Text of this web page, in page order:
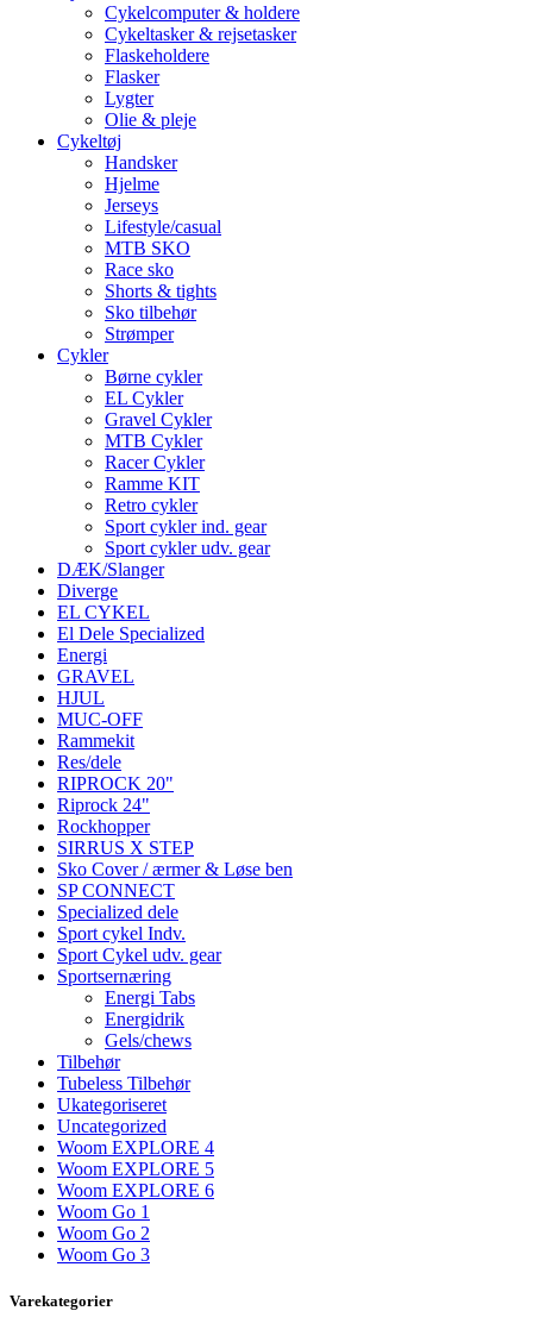
Cykelcomputer & holdere
Cykeltasker & rejsetasker
Flaskeholdere
Flasker
Lygter
Olie & pleje
Cykeltøj
Handsker
Hjelme
Jerseys
Lifestyle/casual
MTB SKO
Race sko
Shorts & tights
Sko tilbehør
Strømper
Cykler
Børne cykler
EL Cykler
Gravel Cykler
MTB Cykler
Racer Cykler
Ramme KIT
Retro cykler
Sport cykler ind. gear
Sport cykler udv. gear
DÆK/Slanger
Diverge
EL CYKEL
El Dele Specialized
Energi
GRAVEL
HJUL
MUC-OFF
Rammekit
Res/dele
RIPROCK 20"
Riprock 24"
Rockhopper
SIRRUS X STEP
Sko Cover / ærmer & Løse ben
SP CONNECT
Specialized dele
Sport cykel Indv.
Sport Cykel udv. gear
Sportsernæring
Energi Tabs
Energidrik
Gels/chews
Tilbehør
Tubeless Tilbehør
Ukategoriseret
Uncategorized
Woom EXPLORE 4
Woom EXPLORE 5
Woom EXPLORE 6
Woom Go 1
Woom Go 2
Woom Go 3
Varekategorier